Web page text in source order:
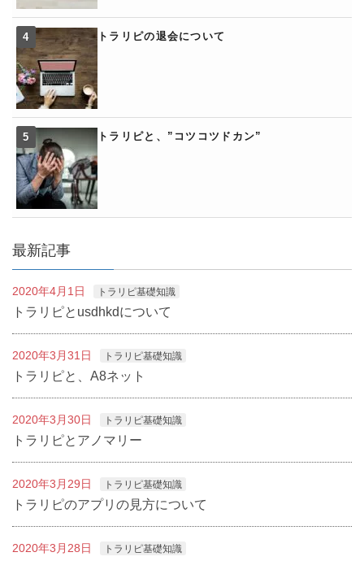
トラリピの退会について
トラリピと、”コツコツドカン”
最新記事
2020年4月1日 トラリピ基礎知識
トラリピとusdhkdについて
2020年3月31日 トラリピ基礎知識
トラリピと、A8ネット
2020年3月30日 トラリピ基礎知識
トラリピとアノマリー
2020年3月29日 トラリピ基礎知識
トラリピのアプリの見方について
2020年3月28日 トラリピ基礎知識